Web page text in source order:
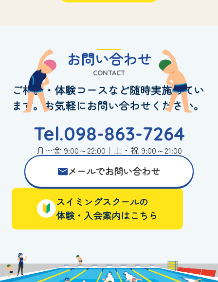
お問い合わせ
CONTACT
ご相談・体験コースなど随時実施してい
ます。お気軽にお問い合わせください。
Tel.098-863-7264
月〜金 9:00～22:00｜土・祝 9:00～21:00
メールでお問い合わせ
スイミングスクールの
体験・入会案内はこちら